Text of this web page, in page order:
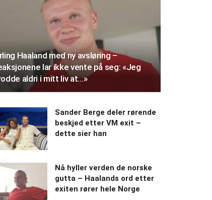
Haaland med ny avsløring –
lar ikke vente på seg: «Jeg
aldri i mitt liv at…»
Sander Berge deler rørende
beskjed etter VM exit –
dette sier han
Nå hyller verden de norske
gutta – Haalands ord etter
exiten rører hele Norge